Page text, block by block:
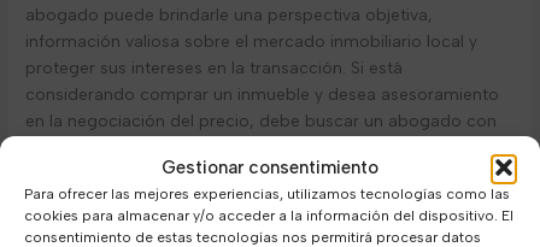
Gestionar consentimiento
Para ofrecer las mejores experiencias, utilizamos tecnologías como las
cookies para almacenar y/o acceder a la información del dispositivo. El
consentimiento de estas tecnologías nos permitirá procesar datos
abogado puede brindarle una perspectiva objetiva,
información valiosa sobre el mercado inmobiliario local y
proteger sus intereses en la transacción. Si está
considerando comprar un inmueble y desea asesoramiento
en la negociación del precio, debe buscar un abogado con
←FAQ anterior FAQ siguiente→